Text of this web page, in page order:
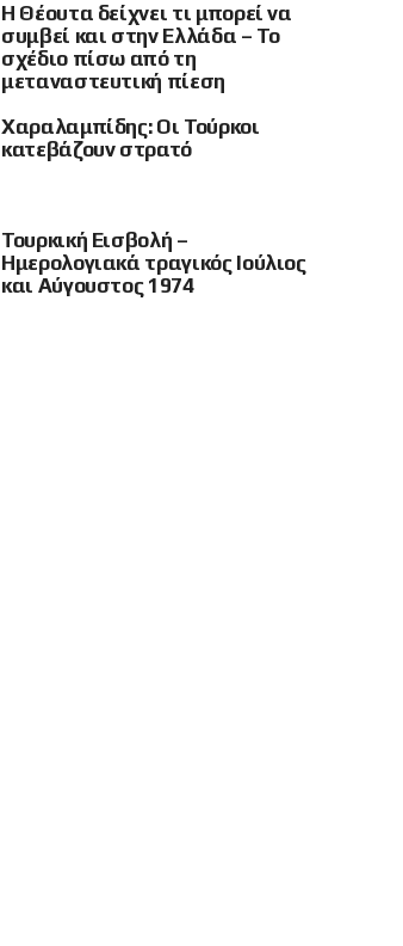
Η Θέουτα δείχνει τι μπορεί να
συμβεί και στην Ελλάδα – Το
σχέδιο πίσω από τη
μεταναστευτική πίεση
Χαραλαμπίδης: Οι Τούρκοι
κατεβάζουν στρατό
Τουρκική Εισβολή –
Ημερολογιακά τραγικός Ιούλιος
και Αύγουστος 1974